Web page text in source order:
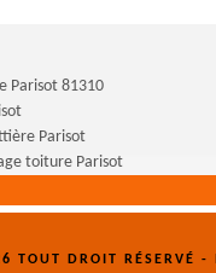
Parisot 81310
Parisot
toiture Parisot
TOUT DROIT RÉSERVÉ -